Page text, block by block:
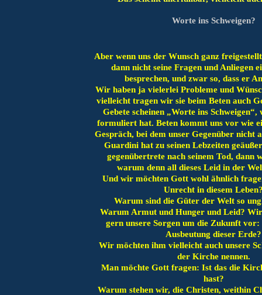
Worte ins Schweigen?
Aber wenn uns der Wunsch ganz
dann nicht seine Fragen und Anliegen
besprechen, und zwar so, dass er
Wir haben ja vielerlei Probleme und
vielleicht tragen wir sie beim Beten auch
Gebete scheinen „Worte ins
formuliert hat. Beten kommt uns vor wie
Gespräch, bei dem unser Gegenüber nicht
Guardini hat zu seinen Lebzeiten
gegenübertrete nach seinem Tod, dann
warum denn all dieses Leid in der
Und wir möchten Gott wohl ähnlich
Unrecht in diesem
Warum sind die Güter der Welt so
Warum Armut und Hunger und Leid?
gern unsere Sorgen um die Zukunft
Ausbeutung dieser Erde?
Wir möchten ihm vielleicht auch unsere
der Kirche nennen.
Man möchte Gott fragen: Ist das die
hast?
Warum stehen wir, die Christen, weithin